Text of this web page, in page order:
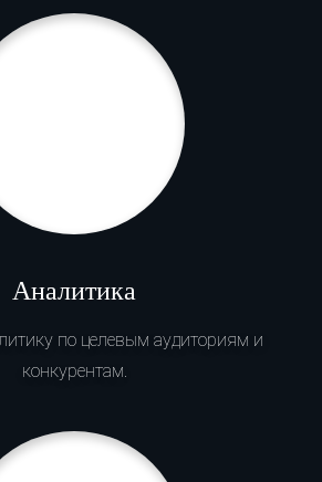
Аналитика
по целевым аудиториям и
конкурентам.